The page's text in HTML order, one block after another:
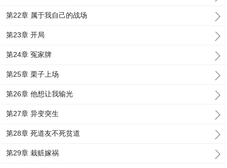
第22章 属于我自己的战场
第23章 开局
第24章 冤家牌
第25章 栗子上场
第26章 他想让我输光
第27章 异变突生
第28章 死道友不死贫道
第29章 栽赃嫁祸